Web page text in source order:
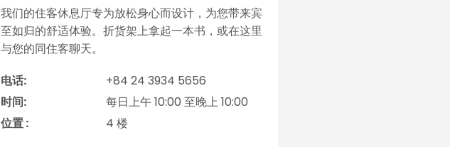
我们的住客休息厅专为放松身心而设计，为您带来宾
至如归的舒适体验。折货架上拿起一本书，或在这里
与您的同住客聊天。
电话:
+84 24 3934 5656
时间:
每日上午 10:00 至晚上 10:00
位置 :
4 楼